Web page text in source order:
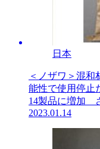
日本
＜ノザワ＞混
能性で使用停
14製品に増加
2023.01.14